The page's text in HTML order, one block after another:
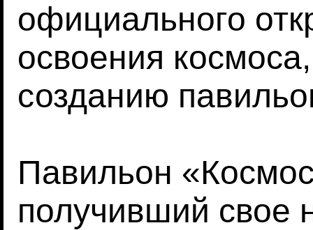
официального
освоения
созданию
Павильон
получивший свое